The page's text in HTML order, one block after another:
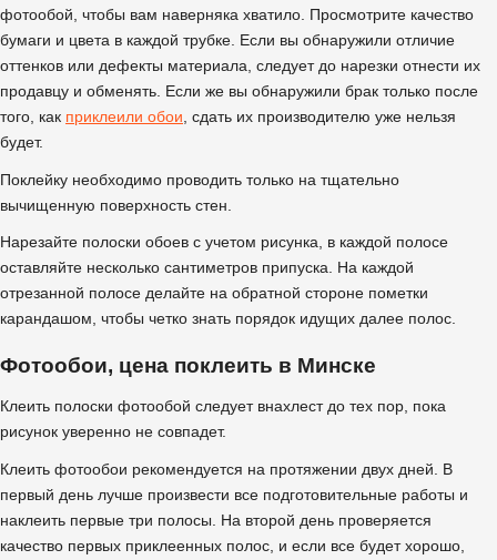
фотообой, чтобы вам наверняка хватило. Просмотрите качество
бумаги и цвета в каждой трубке. Если вы обнаружили отличие
оттенков или дефекты материала, следует до нарезки отнести их
продавцу и обменять. Если же вы обнаружили брак только после
того, как приклеили обои , сдать их производителю уже нельзя
будет.
Поклейку необходимо проводить только на тщательно
вычищенную поверхность стен.
Нарезайте полоски обоев с учетом рисунка, в каждой полосе
оставляйте несколько сантиметров припуска. На каждой
отрезанной полосе делайте на обратной стороне пометки
карандашом, чтобы четко знать порядок идущих далее полос.
Фотообои, цена поклеить в Минске
Клеить полоски фотообой следует внахлест до тех пор, пока
рисунок уверенно не совпадет.
Клеить фотообои рекомендуется на протяжении двух дней. В
первый день лучше произвести все подготовительные работы и
наклеить первые три полосы. На второй день проверяется
качество первых приклеенных полос, и если все будет хорошо,